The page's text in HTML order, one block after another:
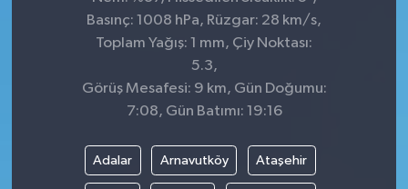
Basınç: 1008 hPa, Rüzgar: 28 km/s,
Toplam Yağış: 1 mm, Çiy Noktası:
5.3,
Görüş Mesafesi: 9 km, Gün Doğumu:
7:08, Gün Batımı: 19:16
Adalar Arnavutköy Ataşehir